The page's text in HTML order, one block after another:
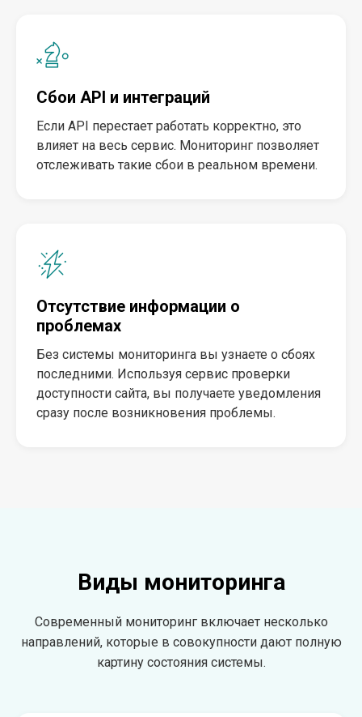
Сбои API и интеграций
Если API перестает работать корректно, это
влияет на весь сервис. Мониторинг позволяет
отслеживать такие сбои в реальном времени.
Отсутствие информации о
проблемах
Без системы мониторинга вы узнаете о сбоях
последними. Используя сервис проверки
доступности сайта, вы получаете уведомления
сразу после возникновения проблемы.
Виды мониторинга
Современный мониторинг включает несколько
направлений, которые в совокупности дают полную
картину состояния системы.